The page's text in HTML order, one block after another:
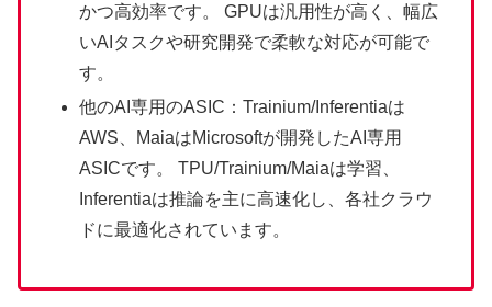
かつ高効率です。 GPUは汎用性が高く、幅広
いAIタスクや研究開発で柔軟な対応が可能で
す。
他のAI専用のASIC：Trainium/Inferentiaは
AWS、MaiaはMicrosoftが開発したAI専用
ASICです。 TPU/Trainium/Maiaは学習、
Inferentiaは推論を主に高速化し、各社クラウ
ドに最適化されています。